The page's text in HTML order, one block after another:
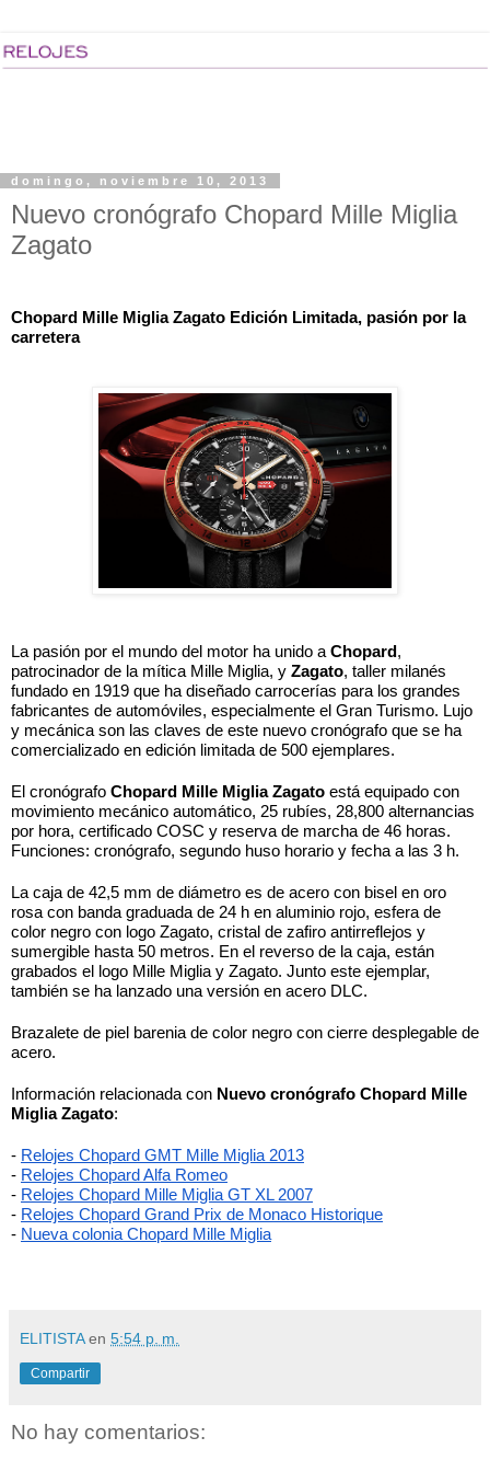
domingo, noviembre 10, 2013
Nuevo cronógrafo Chopard Mille Miglia
Zagato
Chopard Mille Miglia Zagato Edición Limitada, pasión por la
carretera
La pasión por el mundo del motor ha unido a Chopard,
patrocinador de la mítica Mille Miglia, y Zagato, taller milanés
fundado en 1919 que ha diseñado carrocerías para los grandes
fabricantes de automóviles, especialmente el Gran Turismo. Lujo
y mecánica son las claves de este nuevo cronógrafo que se ha
comercializado en edición limitada de 500 ejemplares.
El cronógrafo Chopard Mille Miglia Zagato está equipado con
movimiento mecánico automático, 25 rubíes, 28,800 alternancias
por hora, certificado COSC y reserva de marcha de 46 horas.
Funciones: cronógrafo, segundo huso horario y fecha a las 3 h.
La caja de 42,5 mm de diámetro es de acero con bisel en oro
rosa con banda graduada de 24 h en aluminio rojo, esfera de
color negro con logo Zagato, cristal de zafiro antirreflejos y
sumergible hasta 50 metros. En el reverso de la caja, están
grabados el logo Mille Miglia y Zagato. Junto este ejemplar,
también se ha lanzado una versión en acero DLC.
Brazalete de piel barenia de color negro con cierre desplegable de
acero.
Información relacionada con Nuevo cronógrafo Chopard Mille
Miglia Zagato:
- Relojes Chopard GMT Mille Miglia 2013
- Relojes Chopard Alfa Romeo
- Relojes Chopard Mille Miglia GT XL 2007
- Relojes Chopard Grand Prix de Monaco Historique
- Nueva colonia Chopard Mille Miglia
ELITISTA en 5:54 p. m.
Compartir
No hay comentarios: